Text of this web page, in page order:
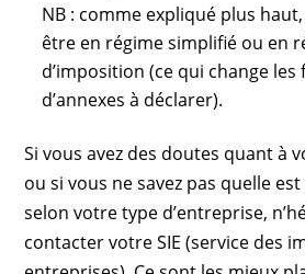
NB : comme expliqué plus
être en régime simplifié ou en
d’imposition (ce qui change
d’annexes à déclarer).
Si vous avez des doutes quant à
ou si vous ne savez pas quelle
selon votre type d’entreprise,
contacter votre SIE (service des